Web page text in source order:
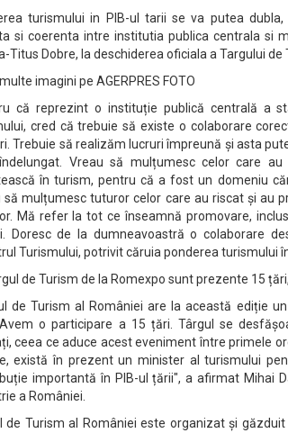
turismului in PIB-ul tarii se va putea
si coerenta intre institutia publica centrala si
Titus Dobre, la deschiderea oficiala a Targului de
imagini pe AGERPRES FOTO
că reprezint o instituție publică centrală a
cred că trebuie să existe o colaborare
Trebuie să realizăm lucruri împreună și asta
Vreau să mulțumesc celor care
în turism, pentru că a fost un domeniu
să mulțumesc tuturor celor care au riscat și au
Mă refer la tot ce înseamnă promovare,
Doresc de la dumneavoastră o colaborare
Turismului, potrivit căruia ponderea turismului
de Turism de la Romexpo sunt prezente 15
de Turism al României are la această ediție
o participare a 15 țări. Târgul se
ceea ce aduce acest eveniment între primele
există în prezent un minister al turismului
importantă în PIB-ul țării", a afirmat Mihai
a României.
de Turism al României este organizat și